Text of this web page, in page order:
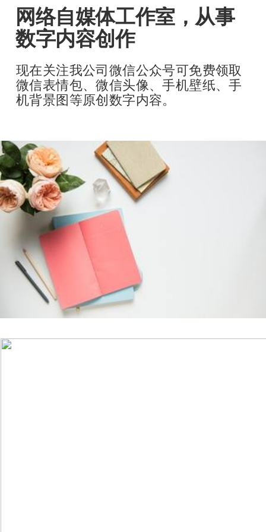
网络自媒体工作室，从事
数字内容创作
现在关注我公司微信公众号可免费领取
微信表情包、微信头像、手机壁纸、手
机背景图等原创数字内容。